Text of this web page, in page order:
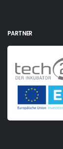
PARTNER